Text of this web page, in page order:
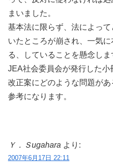
まいました。
基本法に限らず、法によっ
いたところが崩され、一気
る、していることを懸念しま
JEA社会委員会が発行した
改正案にどのような問題があ
参考になります。
Ｙ．Ｓugahara より:
2007年6月17日 22:11